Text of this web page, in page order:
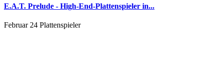
E.A.T. Prelude - High-End-Plattenspieler in...
Februar 24 Plattenspieler